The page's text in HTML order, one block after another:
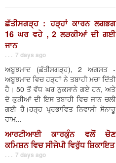
ਛੱਤੀਸਗੜ੍ਹ : ਹੜ੍ਹਾਂ ਕਾਰਨ ਲਗਭਗ
16 ਘਰ ਵਹੇ , 2 ਲੜਕੀਆਂ ਦੀ ਗਈ
ਜਾਨ
. . . 7 days ago
ਅਬੂਝਮਾਦ (ਛੱਤੀਸਗੜ੍ਹ), 2 ਅਗਸਤ -
ਅਬੂਝਮਾਦ ਵਿਚ ਹੜ੍ਹਾਂ ਨੇ ਤਬਾਹੀ ਮਚਾ ਦਿੱਤੀ
ਹੈ। 50 ਤੋਂ ਵੱਧ ਘਰ ਨੁਕਸਾਨੇ ਗਏ ਹਨ, ਅਤੇ
ਦੋ ਕੁੜੀਆਂ ਦੀ ਇਸ ਤਬਾਹੀ ਵਿਚ ਜਾਨ ਚਲੀ
ਗਈ ਹੈ।ਹੜ੍ਹ ਪ੍ਰਭਾਵਿਤ ਨਿਵਾਸੀ ਸੋਨਾਰੂ
ਰਾਮ...
ਆਰਟੀਆਈ ਕਾਰਕੁੰਨ ਵਲੋਂ ਚੋਣ
ਕਮਿਸ਼ਨ ਵਿਚ ਸੀਜੇਪੀ ਵਿਰੁੱਧ ਸ਼ਿਕਾਇਤ
. . . 7 days ago